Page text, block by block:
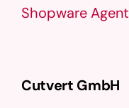
Shopware
Cutvert GmbH